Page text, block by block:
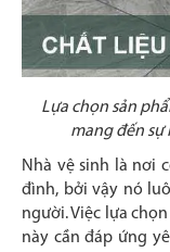
Lựa chọn sản
mang đến
Nhà vệ sinh là nơi
đình, bởi vậy nó
người. Việc lựa
này cần đáp ứng